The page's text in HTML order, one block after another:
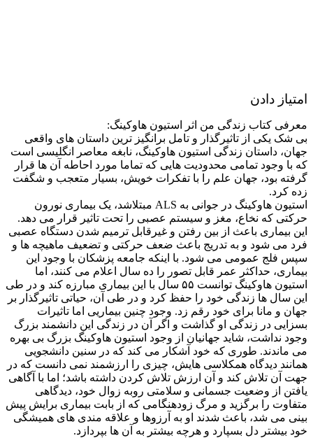
امتیاز دادن
معرفی کتاب زندگی من اثر استیون هاوکینگ:
بی شک یکی از تاثیرگذار و تامل برانگیز ترین داستان های واقعی
جهان، داستان زندگی استیون هاوکینگ، نابغه معاصر انگلیسی است
که با وجود تمامی محدودیت هایی که تماما مورد احاطه آن ها قرار
گرفته بود، جهان علم را با تفکرات خویش، بسیار متعجب و شگفت
زده کرد.
استیون هاوکینگ در جوانی به ALS مبتلاشد، یک بیماری نورون
حرکتی که نخاع، مغز و سیستم عصبی را تحت تاثیر قرار می دهد.
این بیماری باعث از بین رفتن و غیرقابل ترمیم شدن دستگاه عصبی
فرد می شود و به تدریج باعث ضعف حرکتی و تضعیف ماهیچه ها و
سپس فلج عمومی می شود. با اینکه جامعه پزشکان با وجود این
بیماری، حداکثر عمر قابل تصور را ده سال اعلام می کنند، اما
استیون هاوکینگ توانست ۵۵ سال با این بیماری مبارزه کند و در طی
این سال ها زندگی خود را حفظ کرد و در طی آن، حیاتی تاثیرگذار بر
جهان و مانا برای خود رقم زد. وجود چنین بیماریی اما تاثیرات
بسزایی در زندگی او گذاشت و اگر آن در زندگی این دانشمند بزرگ
وجود نداشت، شاید جهانیان از وجود استیون هاوکینگ بزرگ بی بهره
می ماندند. طوری که خود آشکار می کند که در سنین دانشجویی
همانند دیدگاه همکلاسی هایش، چیزی را ارزشمند نمی دانست که در
جهت آن تلاش کند و آن ارزش تلاش کردن داشته باشد؛ اما با آگاهی
یافتن از وضعیت جسمانی و سلامتی روبه زوال خود، دیدگاهی
متفاوت را برگزید و مرگ زودهنگامی که از بابت بیماری برایش پیش
بینی می شد، باعث شدند او به آرزوها و علاقه مندی های همیشگی
خود بیشتر دل بسپارد و هرچه بیشتر به آن ها بپردازد.